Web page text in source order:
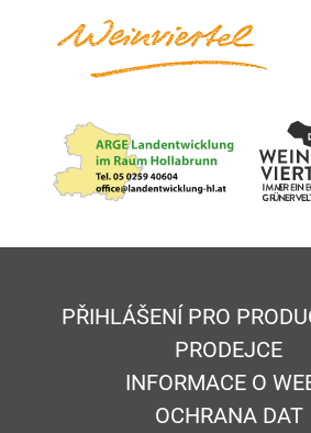
PŘIHLÁŠENÍ PRO
PRODEJCE
INFORMACE O
OCHRANA DAT